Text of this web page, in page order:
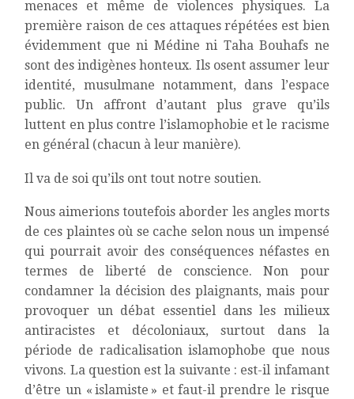
menaces et même de violences physiques. La
première raison de ces attaques répétées est bien
évidemment que ni Médine ni Taha Bouhafs ne
sont des indigènes honteux. Ils osent assumer leur
identité, musulmane notamment, dans l’espace
public. Un affront d’autant plus grave qu’ils
luttent en plus contre l’islamophobie et le racisme
en général (chacun à leur manière).
Il va de soi qu’ils ont tout notre soutien.
Nous aimerions toutefois aborder les angles morts
de ces plaintes où se cache selon nous un impensé
qui pourrait avoir des conséquences néfastes en
termes de liberté de conscience. Non pour
condamner la décision des plaignants, mais pour
provoquer un débat essentiel dans les milieux
antiracistes et décoloniaux, surtout dans la
période de radicalisation islamophobe que nous
vivons. La question est la suivante : est-il infamant
d’être un « islamiste » et faut-il prendre le risque